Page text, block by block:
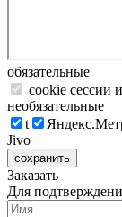
обязательные
cookie сессии
необязательные
t
Jivo
сохранить
Заказать
Для